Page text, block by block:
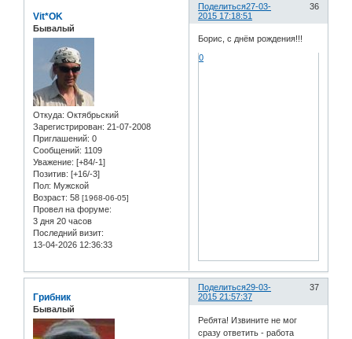
Поделиться 36
27-03-
2015 17:18:51
Vit*OK
Бывалый
Откуда: Oктябрьский
Зарегистрирован: 21-07-2008
Приглашений: 0
Сообщений: 1109
Уважение: [+84/-1]
Позитив: [+16/-3]
Пол: Мужской
Возраст: 58 [1968-06-05]
Провел на форуме:
3 дня 20 часов
Последний визит:
13-04-2026 12:36:33
Борис, с днём рождения!!!
0
Поделиться 37
29-03-
2015 21:57:37
Грибник
Бывалый
Ребята! Извините не мог
сразу ответить - работа